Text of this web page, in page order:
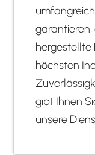
höchsten
gibt Ihnen
unsere